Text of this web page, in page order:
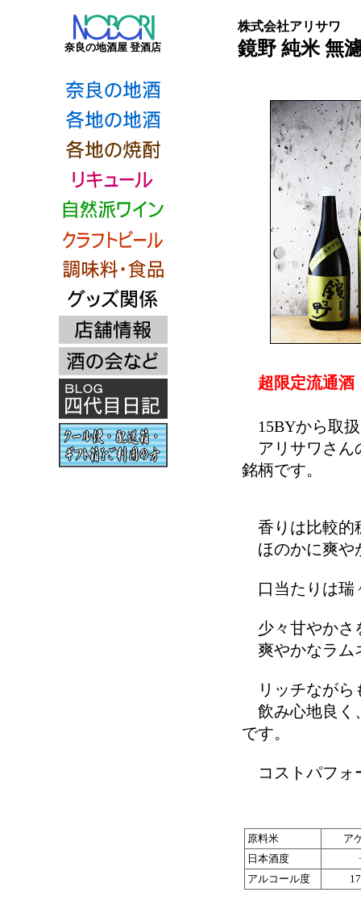
奈良の地酒屋 登酒店
株式会社アリサワ
鏡野 純米 無
超限定流通酒
15BYから取扱
アリサワさん
銘柄です。
香りは比較的
ほのかに爽や
口当たりは瑞
少々甘やかさ
爽やかなラム
リッチながら
飲み心地良く
です。
コストパフォ
原料米
ア
日本酒度
アルコール度